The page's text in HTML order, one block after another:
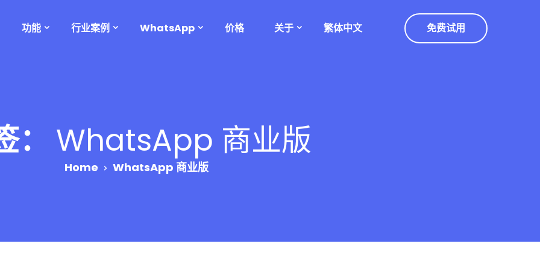
功能 行业案例 WhatsApp 价格 关于 繁体中文 免费试用
： WhatsApp 商业版
Home WhatsApp 商业版